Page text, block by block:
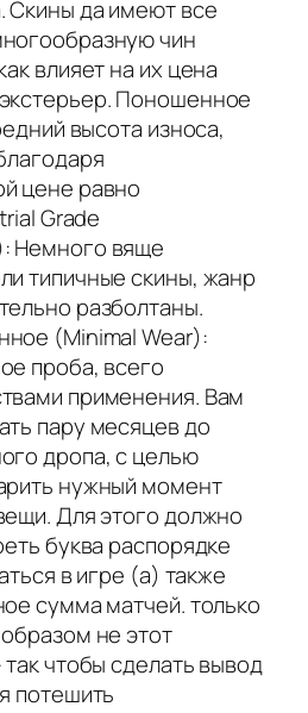
Скины да имеют все
чин
влияет на их цена
Поношенное
высота износа,
цене равно
Grade
Немного вяще
типичные скины, жанр
разболтаны.
(Minimal Wear):
проба, всего
применения. Вам
пару месяцев до
дропа, с целью
нужный момент
Для этого должно
буква распорядке
в игре (а) также
сумма матчей. только
не этот
чтобы сделать вывод
потешить